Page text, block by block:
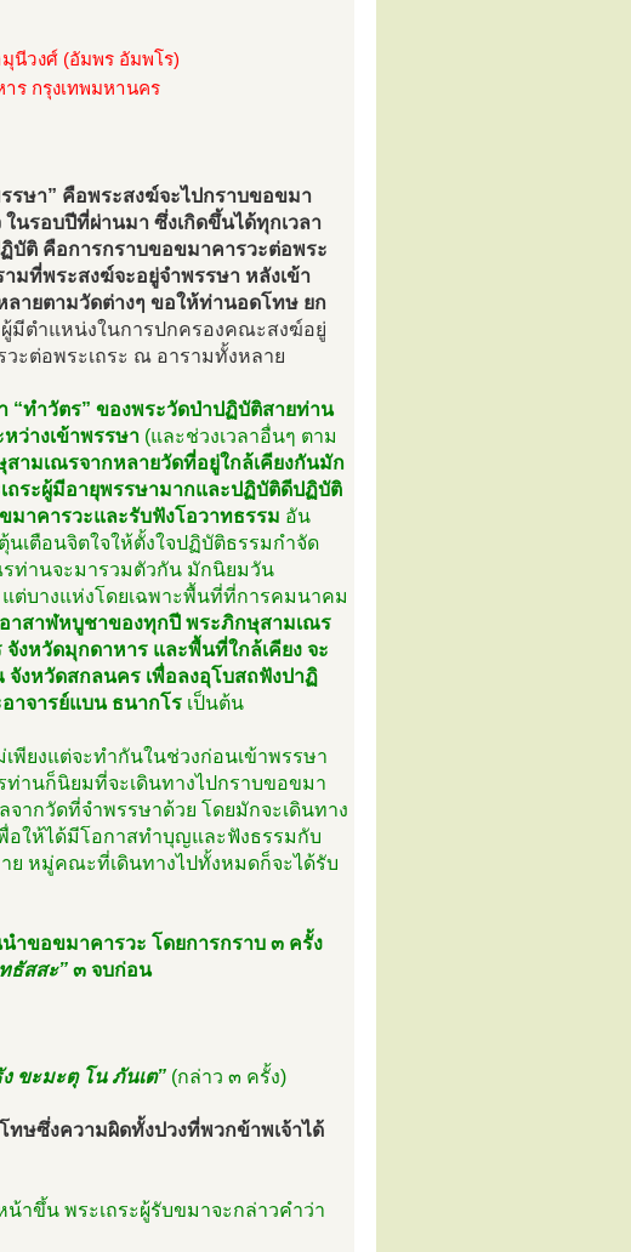
นีวงศ์ (อัมพร อัมพโร)
ร กรุงเทพมหานคร
รษา” คือพระสงฆ์จะไปกราบขอขมา
ในรอบปีที่ผ่านมา ซึ่งเกิดขึ้นได้ทุกเวลา
บัติ คือการกราบขอขมาคารวะต่อพระ
มที่พระสงฆ์จะอยู่จำพรรษา หลังเข้า
ลายตามวัดต่างๆ ขอให้ท่านอดโทษ ยก
มีตำแหน่งในการปกครองคณะสงฆ์อยู่
ะต่อพระเถระ ณ อารามทั้งหลาย
“ทำวัตร” ของพระวัดป่าปฏิบัติสายท่าน
ว่างเข้าพรรษา (และช่วงเวลาอื่นๆ ตาม
ามเณรจากหลายวัดที่อยู่ใกล้เคียงกันมัก
ถระผู้มีอายุพรรษามากและปฏิบัติดีปฏิบัติ
มาคารวะและรับฟังโอวาทธรรม อัน
เตือนจิตใจให้ตั้งใจปฏิบัติธรรมกำจัด
รท่านจะมารวมตัวกัน มักนิยมวัน
ต่บางแห่งโดยเฉพาะพื้นที่ที่การคมนาคม
าสาฬหบูชาของทุกปี พระภิกษุสามเณร
งหวัดมุกดาหาร และพื้นที่ใกล้เคียง จะ
จังหวัดสกลนคร เพื่อลงอุโบสถฟังปาฏิ
าจารย์แบน ธนากโร เป็นต้น
พียงแต่จะทำกันในช่วงก่อนเข้าพรรษา
ท่านก็นิยมที่จะเดินทางไปกราบขอขมา
ากวัดที่จำพรรษาด้วย โดยมักจะเดินทาง
อให้ได้มีโอกาสทำบุญและฟังธรรมกับ
ย หมู่คณะที่เดินทางไปทั้งหมดก็จะได้รับ
ำขอขมาคารวะ โดยการกราบ ๓ ครั้ง
ธัสสะ” ๓ จบก่อน
ขะมะตุ โน ภันเต” (กล่าว ๓ ครั้ง)
ทษซึ่งความผิดทั้งปวงที่พวกข้าพเจ้าได้
าขึ้น พระเถระผู้รับขมาจะกล่าวคำว่า